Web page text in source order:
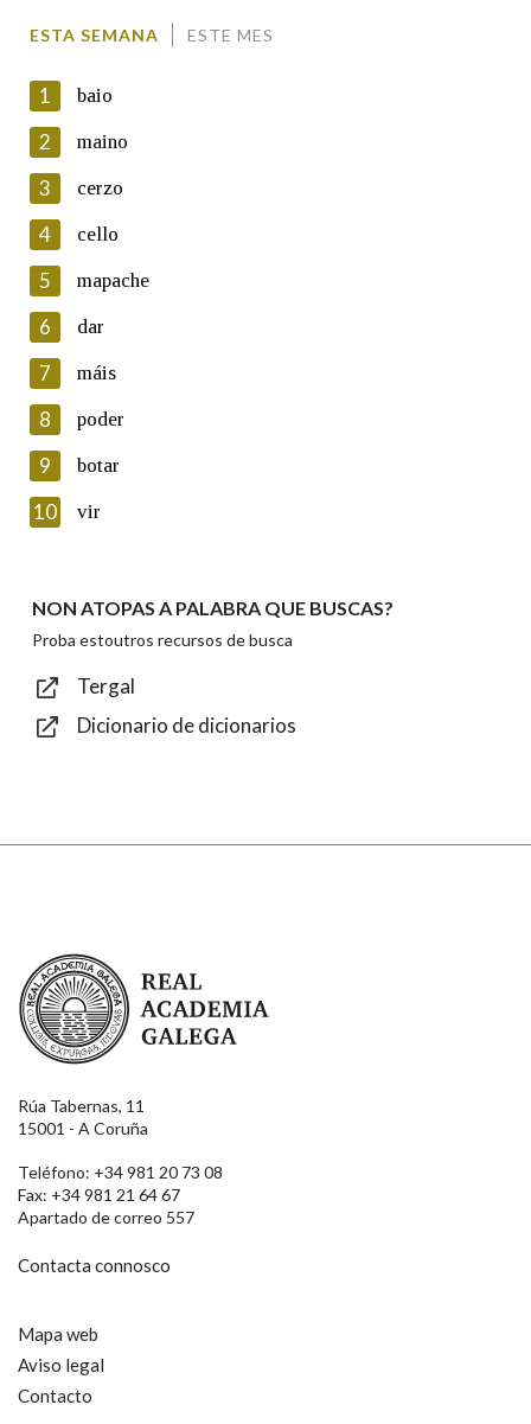
En cumprimento da normativa vixente en materia de
Protección de Datos de Carácter Persoal, a Real Academia
Galega informa a aqueles usuarios que faciliten o seu correo
electrónico, así como calquera outra información de carácter
persoal, que estes datos serán obxecto de tratamento
automatizado de carácter confidencial e incorporados aos seus
ficheiros informáticos. Así mesmo, os usuarios poderán exercer o
seu dereito de acceso, rectificación, oposición e cancelación dos
seus datos poñéndose en contacto connosco.
Lin e acepto as condicións da política de
Introduce o código que aparece na imaxe:
Texto de verificación
ESTA SEMANA ESTE MES
1 baio
2 maino
3 cerzo
4 cello
5 mapache
6 dar
7 máis
8 poder
9 botar
10 vir
NON ATOPAS A PALABRA QUE BUSCAS?
Proba estoutros recursos de busca
Tergal
Dicionario de dicionarios
Real Academia Galega
Rúa Tabernas, 11
15001 - A Coruña
Teléfono: +34 981 20 73 08
Fax: +34 981 21 64 67
Apartado de correo 557
Contacta connosco
Mapa web
Aviso legal
Contacto